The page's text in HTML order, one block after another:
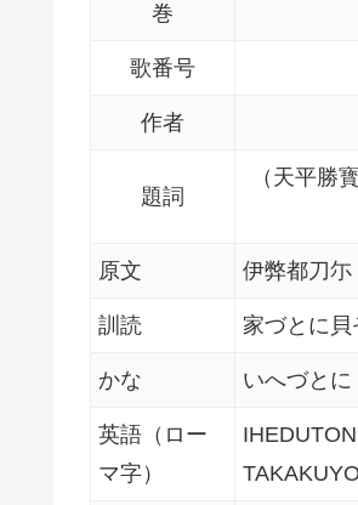
巻
歌番号
作者
題詞
（天平勝
原文 伊弊都刀
訓読 家づとに
かな いへづと
英語（ロー
マ字）